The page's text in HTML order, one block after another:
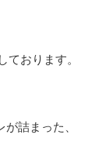
おります。
詰まった、